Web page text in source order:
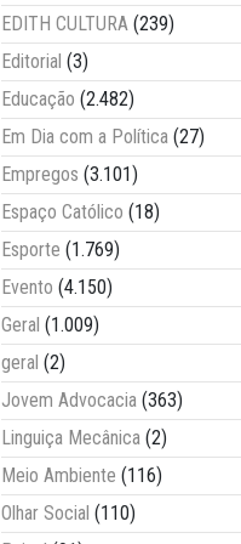
EDITH CULTURA (239)
Editorial (3)
Educação (2.482)
Em Dia com a Política (27)
Empregos (3.101)
Espaço Católico (18)
Esporte (1.769)
Evento (4.150)
Geral (1.009)
geral (2)
Jovem Advocacia (363)
Linguiça Mecânica (2)
Meio Ambiente (116)
Olhar Social (110)